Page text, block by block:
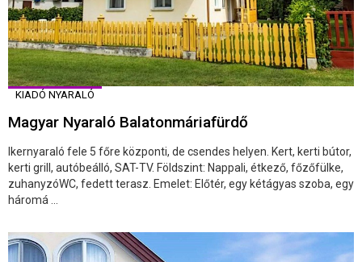
KIADÓ NYARALÓ
Magyar Nyaraló Balatonmáriafürdő
Ikernyaraló fele 5 főre központi, de csendes helyen. Kert, kerti bútor,
kerti grill, autóbeálló, SAT-TV. Földszint: Nappali, étkező, főzőfülke,
zuhanyzóWC, fedett terasz. Emelet: Előtér, egy kétágyas szoba, egy
háromá ...